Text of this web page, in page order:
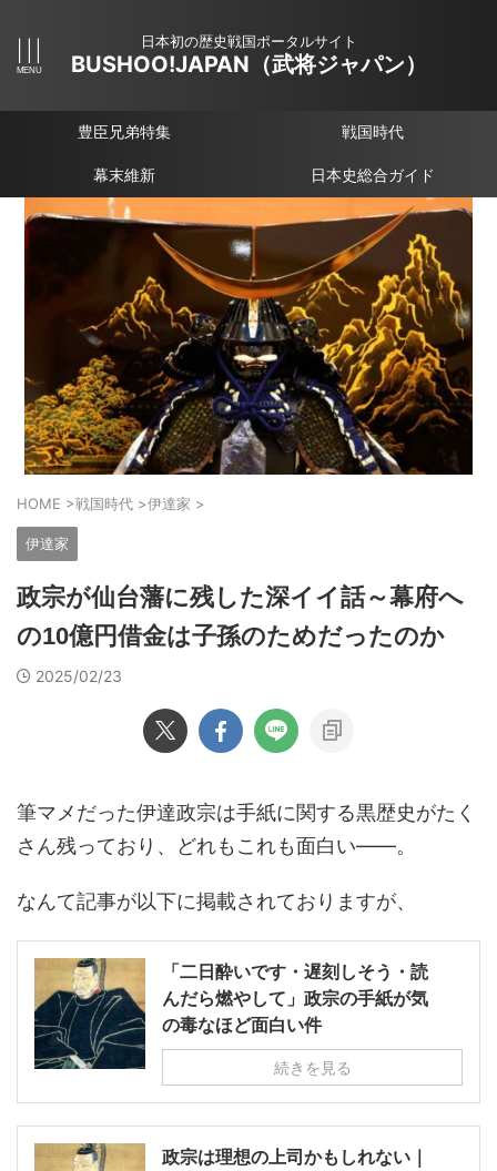
日本初の歴史戦国ポータルサイト
BUSHOO!JAPAN（武将ジャパン）
豊臣兄弟特集 戦国時代
幕末維新 日本史総合ガイド
HOME >戦国時代 >伊達家 >
伊達家
政宗が仙台藩に残した深イイ話～幕府へ
の10億円借金は子孫のためだったのか
2025/02/23
筆マメだった伊達政宗は手紙に関する黒歴史がたく
さん残っており、どれもこれも面白い――。
なんて記事が以下に掲載されておりますが、
「二日酔いです・遅刻しそう・読
んだら燃やして」政宗の手紙が気
の毒なほど面白い件
続きを見る
政宗は理想の上司かもしれない｜